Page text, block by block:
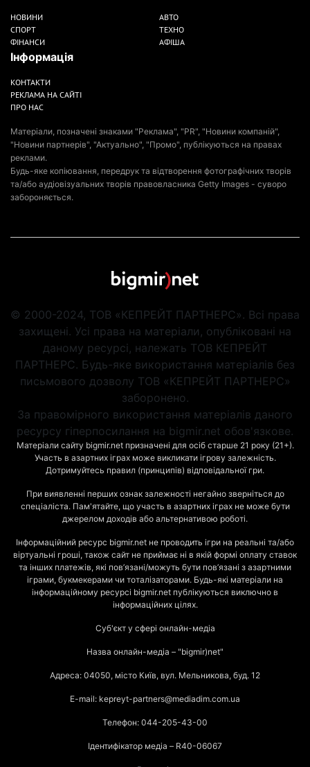
НОВИНИ
СПОРТ
ФІНАНСИ
АВТО
ТЕХНО
АФІША
Інформація
КОНТАКТИ
РЕКЛАМА НА САЙТІ
ПРО НАС
Матеріали, позначені знаками "Реклама", "PR", "Новини компаній",
"Новини партнерів", "Актуально", "Промо", публікуються на правах
реклами.
Будь-яке копіювання, передрук та відтворення фотографічних творів
та/або аудіовізуальних творів правовласника Getty Images - суворо
забороняється.
© 2000-2024, ТОВ «КЕПРЕЙТ ПАРТНЕРС». Всі права
захищені. Усі права на матеріали, опубліковані на
даному ресурсі, належать ТОВ КЕПРЕЙТ
ПАРТНЕРС. Будь-яке використання матеріалів без
письмового дозволу ТОВ «КЕПРЕЙТ ПАРТНЕРС»
заборонено.
За правомірного використання матеріалів даного
ресурсу гіперпосилання на bigmir.net обов'язкове.
Матеріали сайту bigmir.net призначені для осіб старше 21 року (21+).
Участь в азартних іграх може викликати ігрову залежність.
Дотримуйтесь правил (принципів) відповідальної гри.
При виявленні перших ознак залежності негайно зверніться до
спеціаліста. Пам'ятайте, що участь в азартних іграх не може бути
джерелом доходів або альтернативою роботі.
Інформаційний ресурс bigmir.net не проводить ігри на реальні та/або
віртуальні гроші, також сайт не приймає ні в якій формі оплату ставок
та інших платежів, які пов’язані/можуть бути пов’язані з азартними
іграми, букмекерами чи тоталізаторами. Будь-які матеріали на
інформаційному ресурсі bigmir.net публікуються виключно в
інформаційних цілях.
Суб'єкт у сфері онлайн-медіа
Назва онлайн-медіа – "bigmir)net"
Адреса: 04050, місто Київ, вул. Мельникова, буд. 12
E-mail: kepreyt-partners@mediadim.com.ua
Телефон: 044-205-43-00
Ідентифікатор медіа – R40-06067